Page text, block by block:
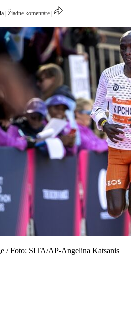
Žiadne komentáre
/ Foto: SITA/AP-Angelina Katsanis